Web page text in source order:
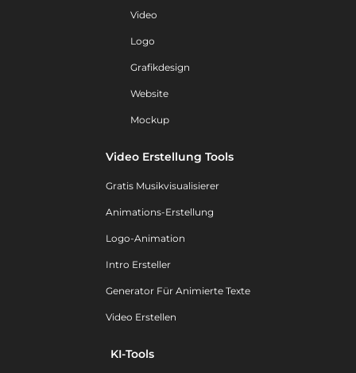
Video
Logo
Grafikdesign
Website
Mockup
Video Erstellung Tools
Gratis Musikvisualisierer
Animations-Erstellung
Logo-Animation
Intro Ersteller
Generator Für Animierte Texte
Video Erstellen
KI-Tools